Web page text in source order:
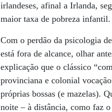
irlandeses, afinal a Irlanda,
maior taxa de pobreza infantil.
Com o perdão da psicologia
está fora de alcance, olhar
explicação que o clássico
provinciana e colonial
próprias bossas (e mazelas).
noite – à distância, como faz